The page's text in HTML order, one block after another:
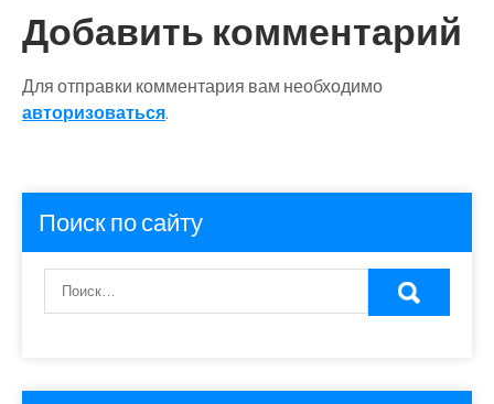
записям
Добавить комментарий
Для отправки комментария вам необходимо
авторизоваться.
Поиск по сайту